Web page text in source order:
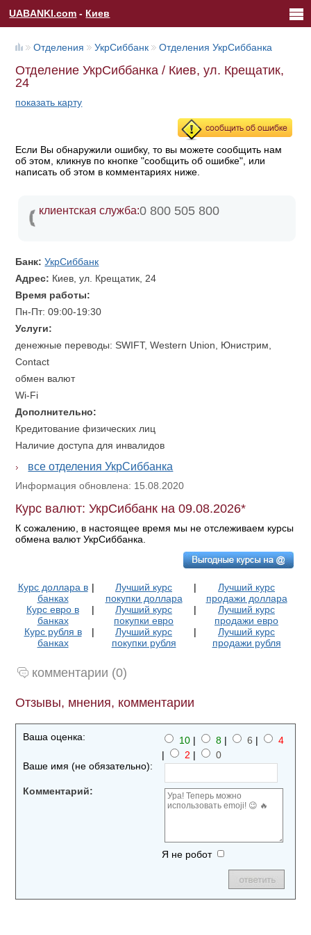
UABANKI.com - Киев
Отделения УкрСиббанк Отделения УкрСиббанка
Отделение УкрСиббанка / Киев, ул. Крещатик,
24
показать карту
Если Вы обнаружили ошибку, то вы можете сообщить нам
об этом, кликнув по кнопке "сообщить об ошибке", или
написать об этом в комментариях ниже.
клиентская служба:0 800 505 800
Банк:УкрСиббанк
Адрес: Киев, ул. Крещатик, 24
Время работы:
Пн-Пт: 09:00-19:30
Услуги:
денежные переводы: SWIFT, Western Union, Юнистрим,
Contact
обмен валют
Wi-Fi
Дополнительно:
Кредитование физических лиц
Наличие доступа для инвалидов
все отделения УкрСиббанка
Информация обновлена: 15.08.2020
Курс валют: УкрСиббанк на 09.08.2026*
К сожалению, в настоящее время мы не отслеживаем курсы
обмена валют УкрСиббанка.
Курс доллара в
банках
|
Лучший курс
покупки доллара
|
Лучший курс
продажи доллара
Курс евро в
банках
|
Лучший курс
покупки евро
|
Лучший курс
продажи евро
Курс рубля в
банках
|
Лучший курс
покупки рубля
|
Лучший курс
продажи рубля
комментарии (0)
Отзывы, мнения, комментарии
Ваша оценка: 10 | 8 | 6 |
4
|
2 |
0
Ваше имя (не обязательно):
Комментарий:
Я не робот